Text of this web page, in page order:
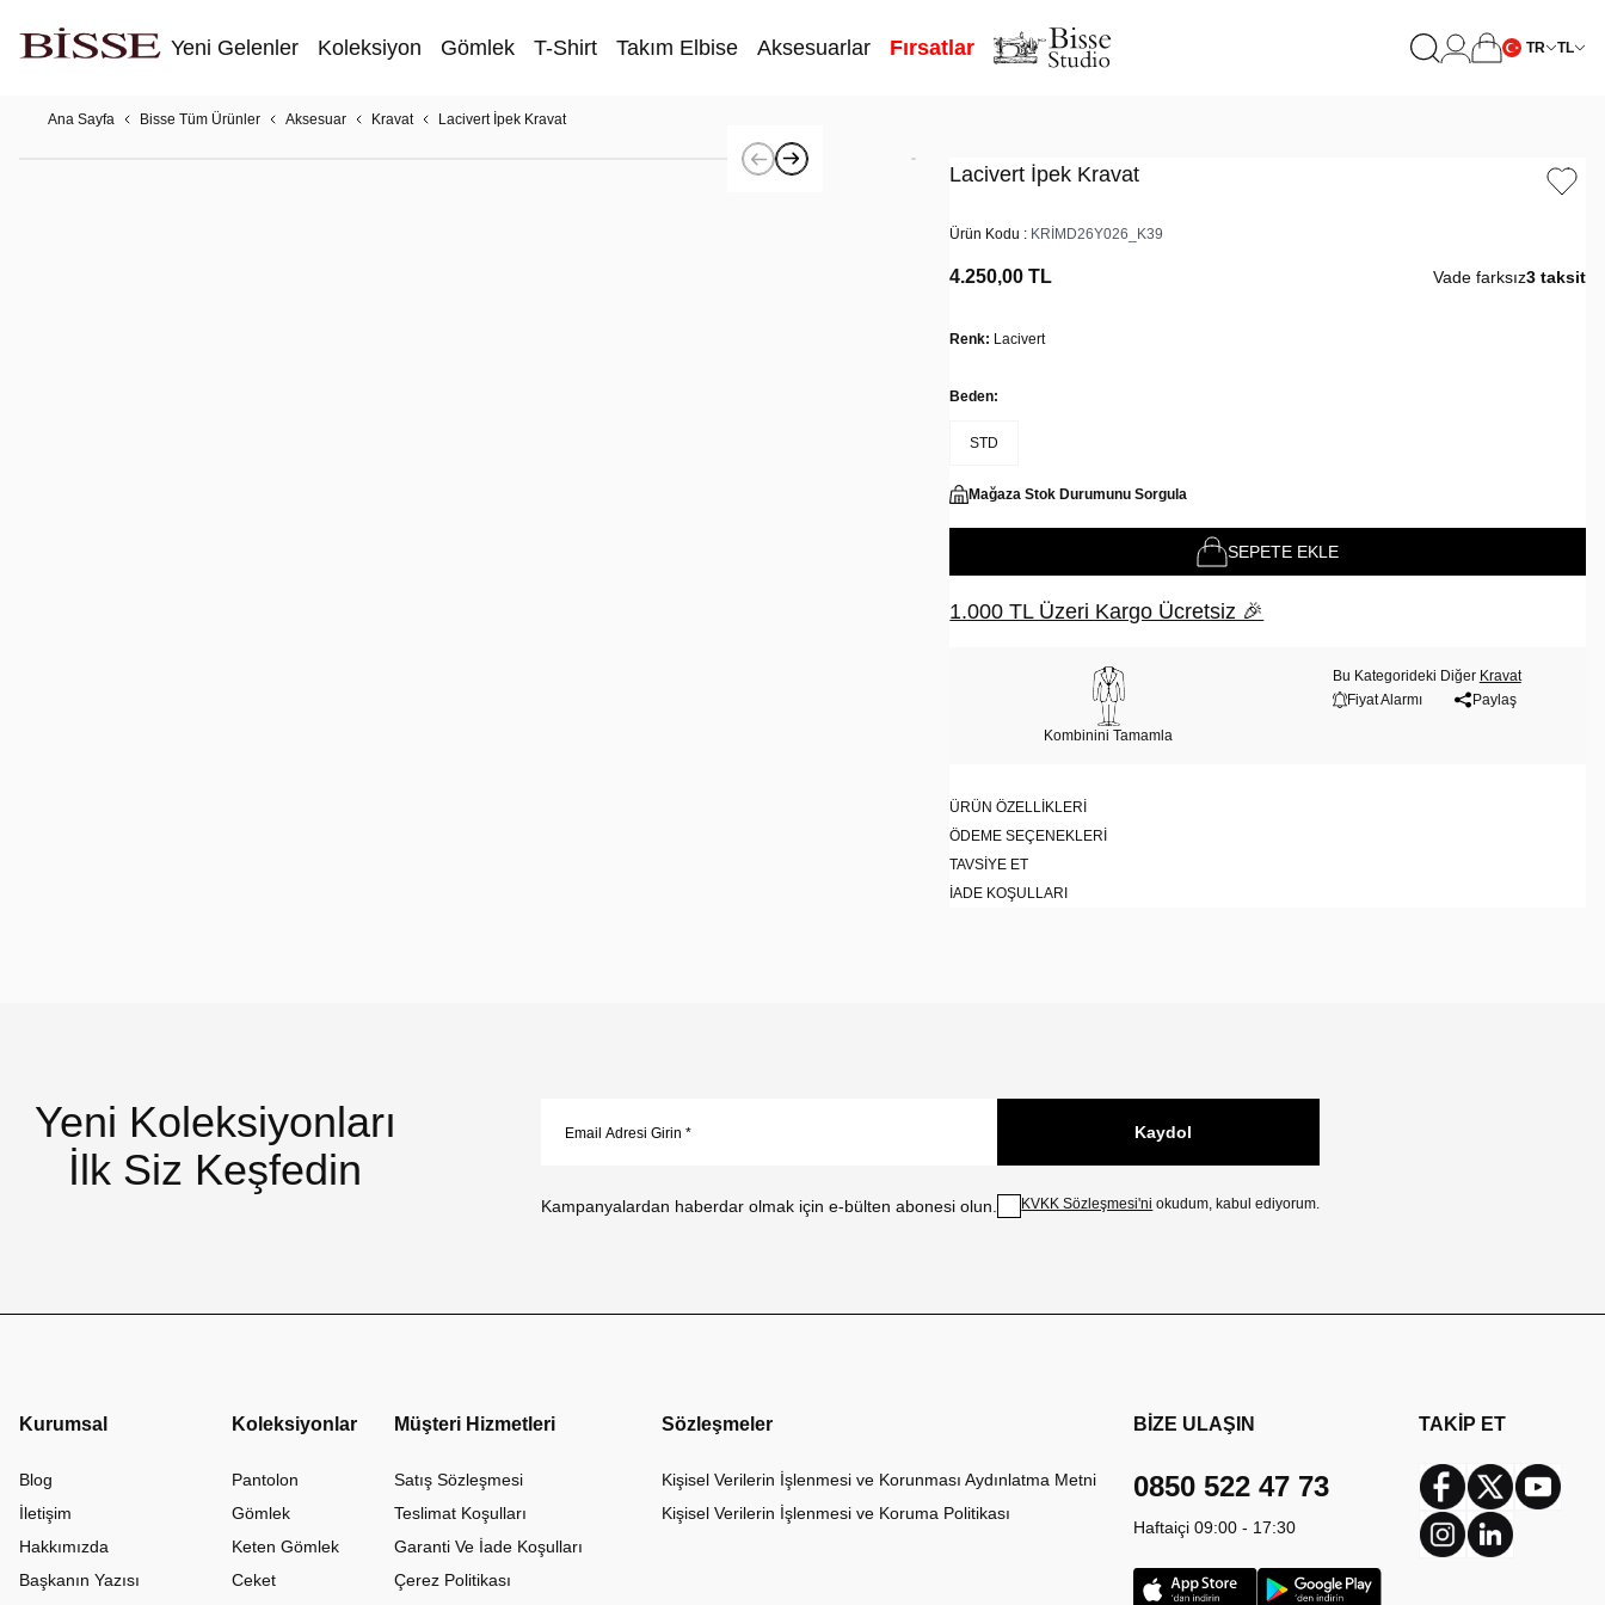
Yeni Gelenler Koleksiyon Gömlek T-Shirt Takım Elbise Aksesuarlar Fırsatlar TR TL
Ana Sayfa Bisse Tüm Ürünler Aksesuar Kravat Lacivert İpek Kravat
Lacivert İpek Kravat
Ürün Kodu : KRİMD26Y026_K39
4.250,00 TL Vade farksız3 taksit
Renk: Lacivert
Beden:
STD
Mağaza Stok Durumunu Sorgula
SEPETE EKLE
1.000 TL Üzeri Kargo Ücretsiz 🎉
Kombinini Tamamla
Bu Kategorideki Diğer Kravat
Fiyat Alarmı
Paylaş
ÜRÜN ÖZELLIKLERI
ÖDEME SEÇENEKLERI
TAVSIYE ET
İADE KOŞULLARI
Yeni Koleksiyonları
İlk Siz Keşfedin
Kampanyalardan haberdar olmak için e-bülten abonesi olun.
Kaydol
KVKK Sözleşmesi'ni okudum, kabul ediyorum.
Kurumsal
Blog
İletişim
Hakkımızda
Başkanın Yazısı
Koleksiyonlar
Pantolon
Gömlek
Keten Gömlek
Ceket
Müşteri Hizmetleri
Satış Sözleşmesi
Teslimat Koşulları
Garanti Ve İade Koşulları
Çerez Politikası
Sözleşmeler
Kişisel Verilerin İşlenmesi ve Korunması Aydınlatma Metni
Kişisel Verilerin İşlenmesi ve Koruma Politikası
BİZE ULAŞIN
0850 522 47 73
Haftaiçi 09:00 - 17:30
TAKİP ET
Facebook
Twitter
InstagramLinkedin